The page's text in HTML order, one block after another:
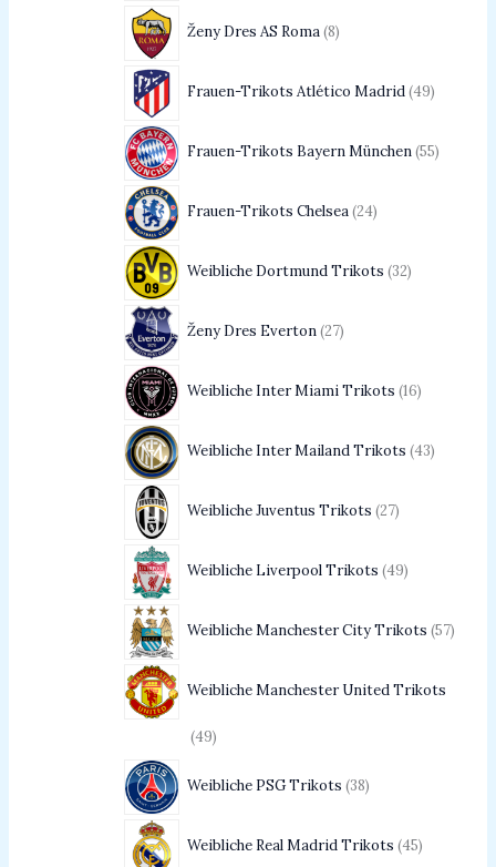
Ženy Dres AS Roma 8
Frauen-Trikots Atlético Madrid 49
Frauen-Trikots Bayern München 55
Frauen-Trikots Chelsea 24
Weibliche Dortmund Trikots 32
Ženy Dres Everton 27
Weibliche Inter Miami Trikots 16
Weibliche Inter Mailand Trikots 43
Weibliche Juventus Trikots 27
Weibliche Liverpool Trikots 49
Weibliche Manchester City Trikots 57
Weibliche Manchester United Trikots
49
Weibliche PSG Trikots 38
Weibliche Real Madrid Trikots 45